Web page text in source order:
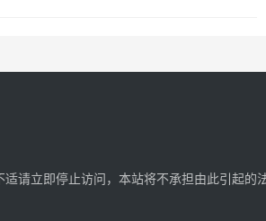
请立即停止访问，本站将不承担由此引起的